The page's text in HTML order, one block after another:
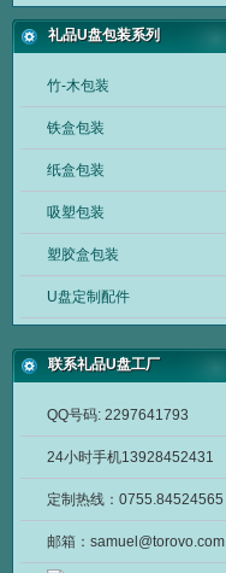
礼品u盘包装系列
竹-木包装
铁盒包装
纸盒包装
吸塑包装
塑胶盒包装
U盘定制配件
联系礼品U盘工厂
QQ号码: 2297641793
24小时手机13928452431
定制热线：0755.84524565
邮箱：samuel@torovo.com